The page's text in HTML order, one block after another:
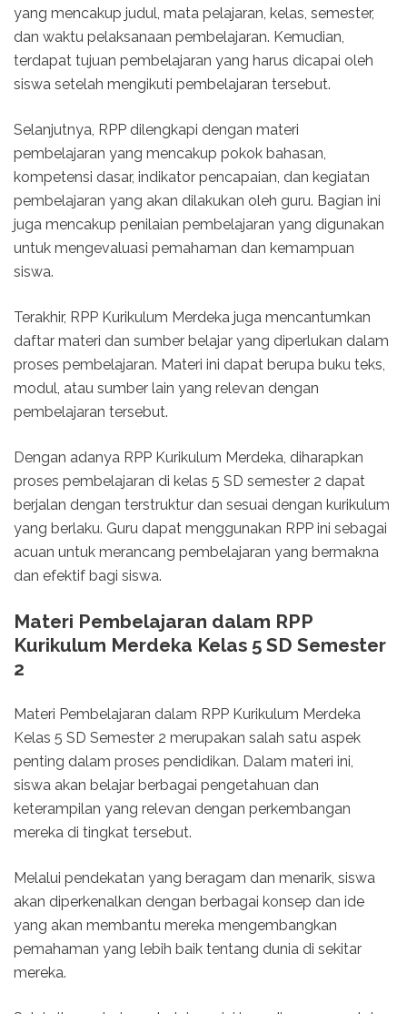
yang mencakup judul, mata pelajaran, kelas, semester,
dan waktu pelaksanaan pembelajaran. Kemudian,
terdapat tujuan pembelajaran yang harus dicapai oleh
siswa setelah mengikuti pembelajaran tersebut.
Selanjutnya, RPP dilengkapi dengan materi
pembelajaran yang mencakup pokok bahasan,
kompetensi dasar, indikator pencapaian, dan kegiatan
pembelajaran yang akan dilakukan oleh guru. Bagian ini
juga mencakup penilaian pembelajaran yang digunakan
untuk mengevaluasi pemahaman dan kemampuan
siswa.
Terakhir, RPP Kurikulum Merdeka juga mencantumkan
daftar materi dan sumber belajar yang diperlukan dalam
proses pembelajaran. Materi ini dapat berupa buku teks,
modul, atau sumber lain yang relevan dengan
pembelajaran tersebut.
Dengan adanya RPP Kurikulum Merdeka, diharapkan
proses pembelajaran di kelas 5 SD semester 2 dapat
berjalan dengan terstruktur dan sesuai dengan kurikulum
yang berlaku. Guru dapat menggunakan RPP ini sebagai
acuan untuk merancang pembelajaran yang bermakna
dan efektif bagi siswa.
Materi Pembelajaran dalam RPP
Kurikulum Merdeka Kelas 5 SD Semester
2
Materi Pembelajaran dalam RPP Kurikulum Merdeka
Kelas 5 SD Semester 2 merupakan salah satu aspek
penting dalam proses pendidikan. Dalam materi ini,
siswa akan belajar berbagai pengetahuan dan
keterampilan yang relevan dengan perkembangan
mereka di tingkat tersebut.
Melalui pendekatan yang beragam dan menarik, siswa
akan diperkenalkan dengan berbagai konsep dan ide
yang akan membantu mereka mengembangkan
pemahaman yang lebih baik tentang dunia di sekitar
mereka.